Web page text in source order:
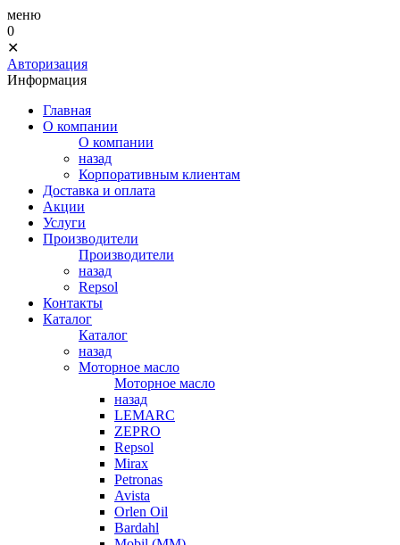
меню
0
✕
Авторизация
Информация
Главная
О компании
О компании
назад
Корпоративным клиентам
Доставка и оплата
Акции
Услуги
Производители
Производители
назад
Repsol
Контакты
Каталог
Каталог
назад
Моторное масло
Моторное масло
назад
LEMARC
ZEPRO
Repsol
Mirax
Petronas
Avista
Orlen Oil
Bardahl